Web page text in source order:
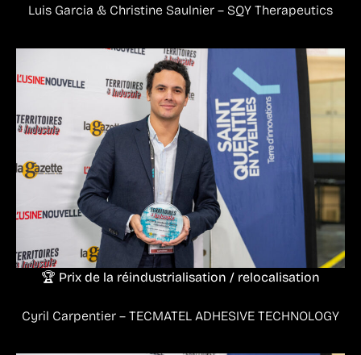
Luis Garcia & Christine Saulnier – SQY Therapeutics
🏆 Prix de la réindustrialisation / relocalisation
Cyril Carpentier – TECMATEL ADHESIVE TECHNOLOGY